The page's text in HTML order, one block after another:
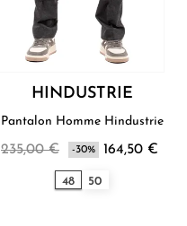
HINDUSTRIE
Pantalon Homme Hindustrie
235,00 € -30% 164,50 €
48 50